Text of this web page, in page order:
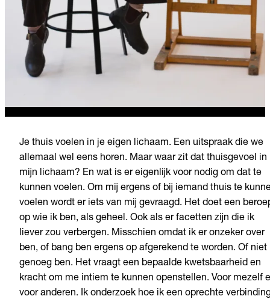
Je thuis voelen in je eigen lichaam. Een uitspraak die we
allemaal wel eens horen. Maar waar zit dat thuisgevoel in
mijn lichaam? En wat is er eigenlijk voor nodig om dat te
kunnen voelen. Om mij ergens of bij iemand thuis te
voelen wordt er iets van mij gevraagd. Het doet een
op wie ik ben, als geheel. Ook als er facetten zijn die ik
liever zou verbergen. Misschien omdat ik er onzeker over
ben, of bang ben ergens op afgerekend te worden. Of niet
genoeg ben. Het vraagt een bepaalde kwetsbaarheid en
kracht om me intiem te kunnen openstellen. Voor mezelf
voor anderen. Ik onderzoek hoe ik een oprechte